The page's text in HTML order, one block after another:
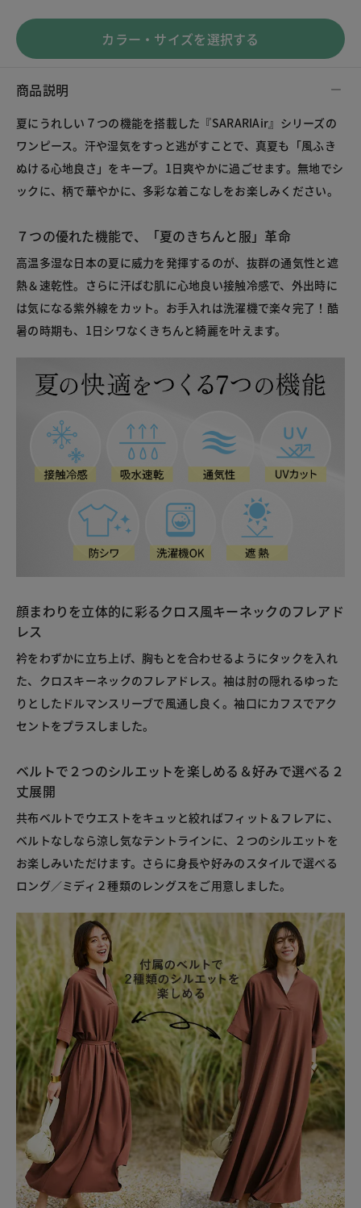
カラー・サイズを選択する
商品説明
夏にうれしい７つの機能を搭載した『SARARIAir』シリーズの
ワンピース。汗や湿気をすっと逃がすことで、真夏も「風ふき
ぬける心地良さ」をキープ。1日爽やかに過ごせます。無地でシ
ックに、柄で華やかに、多彩な着こなしをお楽しみください。
７つの優れた機能で、「夏のきちんと服」革命
高温多湿な日本の夏に威力を発揮するのが、抜群の通気性と遮
熱＆速乾性。さらに汗ばむ肌に心地良い接触冷感で、外出時に
は気になる紫外線をカット。お手入れは洗濯機で楽々完了！酷
暑の時期も、1日シワなくきちんと綺麗を叶えます。
顔まわりを立体的に彩るクロス風キーネックのフレアド
レス
衿をわずかに立ち上げ、胸もとを合わせるようにタックを入れ
た、クロスキーネックのフレアドレス。袖は肘の隠れるゆった
りとしたドルマンスリーブで風通し良く。袖口にカフスでアク
セントをプラスしました。
ベルトで２つのシルエットを楽しめる＆好みで選べる２
丈展開
共布ベルトでウエストをキュッと絞ればフィット＆フレアに、
ベルトなしなら涼し気なテントラインに、２つのシルエットを
お楽しみいただけます。さらに身長や好みのスタイルで選べる
ロング／ミディ２種類のレングスをご用意しました。